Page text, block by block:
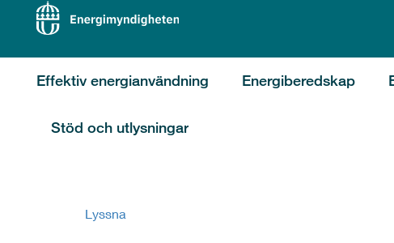
Effektiv energianvändning Energiberedskap
Stöd och utlysningar
Lyssna